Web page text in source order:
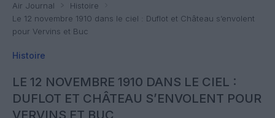
Air Journal
Histoire
Le 12 novembre 1910 dans le ciel : Duflot et Château s’envolent
pour Vervins et Buc
Histoire
LE 12 NOVEMBRE 1910 DANS LE CIEL :
DUFLOT ET CHÂTEAU S’ENVOLENT POUR
VERVINS ET BUC